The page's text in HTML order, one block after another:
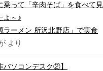
乗って「辛肉そば」を食べて見
よ～♪
ラーメン 所沢北野店」で実食
より
パソコンデスク②】